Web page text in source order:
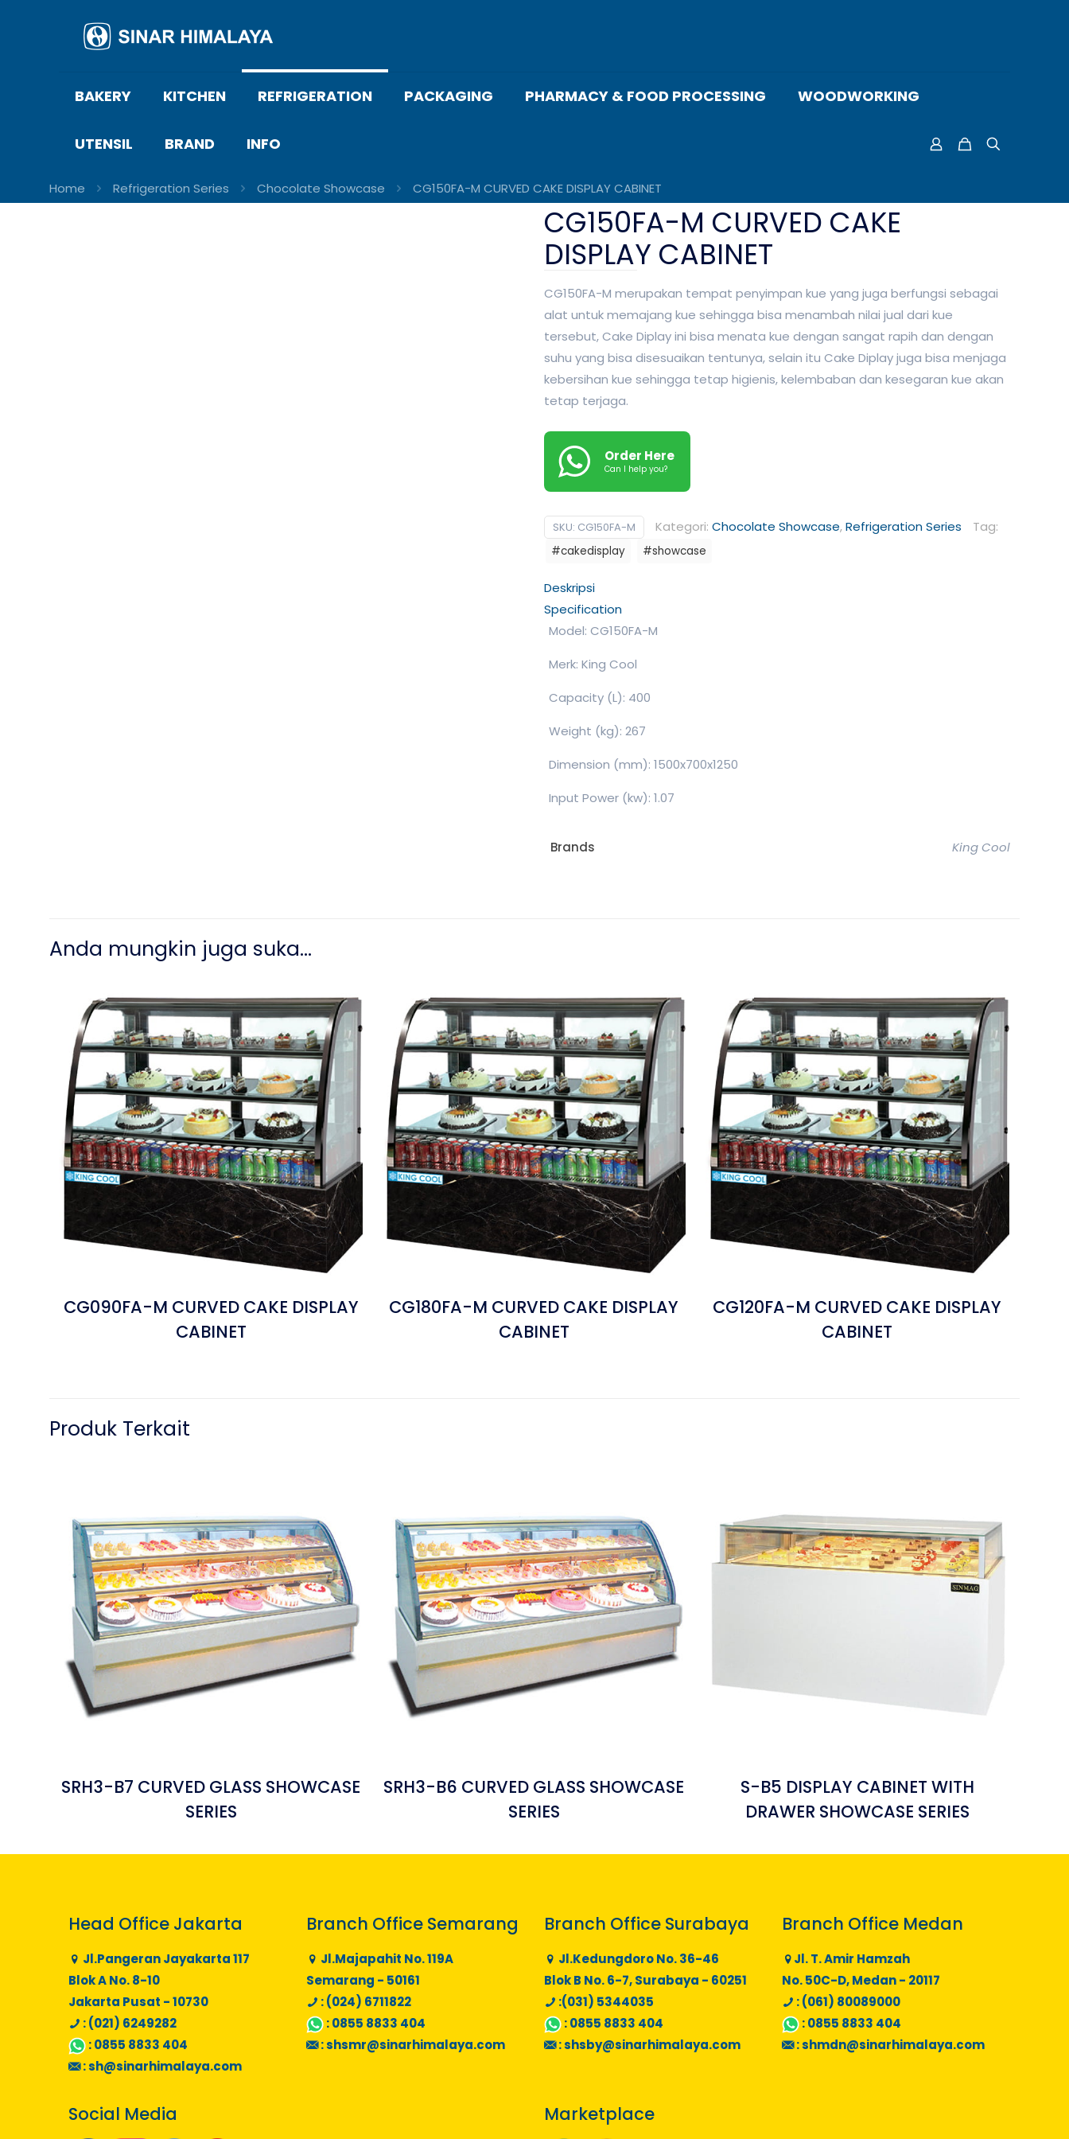
BAKERY KITCHEN REFRIGERATION PACKAGING PHARMACY & FOOD PROCESSING WOODWORKING
UTENSIL BRAND INFO
Home Refrigeration Series Chocolate Showcase CG150FA-M CURVED CAKE DISPLAY CABINET
CG150FA-M CURVED CAKE
DISPLAY CABINET
CG150FA-M merupakan tempat penyimpan kue yang juga berfungsi sebagai
alat untuk memajang kue sehingga bisa menambah nilai jual dari kue
tersebut, Cake Diplay ini bisa menata kue dengan sangat rapih dan dengan
suhu yang bisa disesuaikan tentunya, selain itu Cake Diplay juga bisa menjaga
kebersihan kue sehingga tetap higienis, kelembaban dan kesegaran kue akan
tetap terjaga.
Order Here
Can I help you?
SKU: CG150FA-M Kategori: Chocolate Showcase,Refrigeration Series Tag:
#cakedisplay #showcase
Deskripsi
Specification
Model: CG150FA-M
Merk: King Cool
Capacity (L): 400
Weight (kg): 267
Dimension (mm): 1500x700x1250
Input Power (kw): 1.07
Brands King Cool
Anda mungkin juga suka…
CG090FA-M CURVED CAKE DISPLAY
CABINET
CG180FA-M CURVED CAKE DISPLAY
CABINET
CG120FA-M CURVED CAKE DISPLAY
CABINET
Produk Terkait
SRH3-B7 CURVED GLASS SHOWCASE
SERIES
SRH3-B6 CURVED GLASS SHOWCASE
SERIES
S-B5 DISPLAY CABINET WITH
DRAWER SHOWCASE SERIES
Head Office Jakarta
Jl.Pangeran Jayakarta 117
Blok A No. 8-10
Jakarta Pusat - 10730
: (021) 6249282
:0855 8833 404
:sh@sinarhimalaya.com
Branch Office Semarang
Jl.Majapahit No. 119A
Semarang - 50161
: (024) 6711822
:0855 8833 404
:shsmr@sinarhimalaya.com
Branch Office Surabaya
Jl.Kedungdoro No. 36-46
Blok B No. 6-7, Surabaya - 60251
:(031) 5344035
:0855 8833 404
:shsby@sinarhimalaya.com
Branch Office Medan
Jl. T. Amir Hamzah
No. 50C-D, Medan - 20117
: (061) 80089000
:0855 8833 404
:shmdn@sinarhimalaya.com
Social Media Marketplace